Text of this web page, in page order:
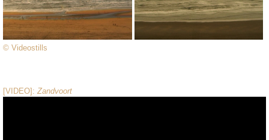
© Videostills
[VIDEO]: Zandvoort